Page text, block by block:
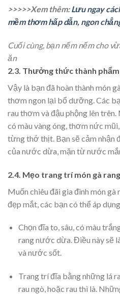
>>>>>Xem thêm:Lưu ngay
mềm thơm hấp dẫn, ngon
Cuối cùng, bạn nếm nếm cho
ăn
2.3. Thưởng thức thành
Vậy là bạn đã hoàn thành món
thơm ngon lại bổ dưỡng. Các
rau thơm và đậu phộng lên trên.
có màu vàng óng, thơm nức
từng thớ thịt. Bạn sẽ cảm nhận
của nước dừa, mặn từ nước
2.4. Mẹo trang trí món gà
Muốn chiêu đãi gia đình món
đẹp mắt, các bạn có thể áp
Chọn đĩa to, sâu, có màu
rang nước dừa. Điều này sẽ
và nước sốt.
Trang trí đĩa bằng những lá
rau ngò, hoặc rau thì là.